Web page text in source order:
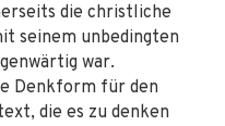
die christliche
seinem unbedingten
war.
Denkform für den
die es zu denken